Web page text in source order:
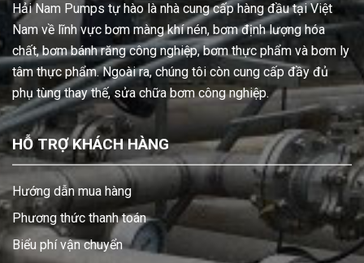
Hải Nam Pumps tự hào là nhà cung cấp hàng đầu tại Việt
Nam về lĩnh vực bơm màng khí nén, bơm định lượng hóa
chất, bơm bánh răng công nghiệp, bơm thực phẩm và bơm ly
tâm thực phẩm. Ngoài ra, chúng tôi còn cung cấp đầy đủ
phụ tùng thay thế, sửa chữa bơm công nghiệp.
HỖ TRỢ KHÁCH HÀNG
Hướng dẫn mua hàng
Phương thức thanh toán
Biểu phí vận chuyển